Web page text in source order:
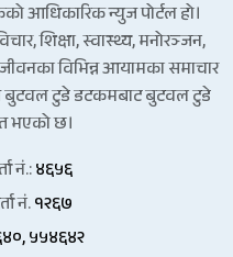
आधिकारिक न्युज पोर्टल हो।
शिक्षा, स्वास्थ्य, मनोरञ्जन,
विभिन्न आयामका समाचार
बुटवल टुडे डटकमबाट बुटवल टुडे
भएको छ।
नं.:४६५६
नं.१२६७
५५४६४२